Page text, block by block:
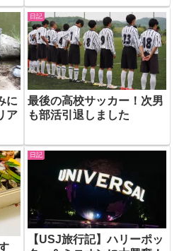
に
ア
日記
最後の高校サッカー！次男
も部活引退しました
日記
【USJ旅行記】ハリーポッ